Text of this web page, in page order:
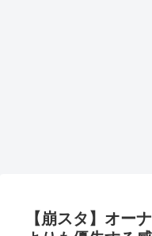
【崩スタ】オー